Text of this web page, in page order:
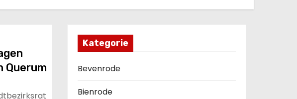
Querum
Kategorie
Bevenrode
Bienrode